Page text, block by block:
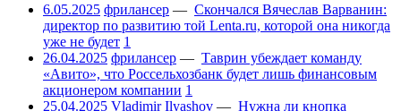
6.05.2025 фрилансер — Скончался Вячеслав Варванин:
директор по развитию той Lenta.ru, которой она никогда
уже не будет 1
26.04.2025 фрилансер — Таврин убеждает команду
«Авито», что Россельхозбанк будет лишь финансовым
акционером компании 1
25.04.2025 Vladimir Ilyashov — Нужна ли кнопка